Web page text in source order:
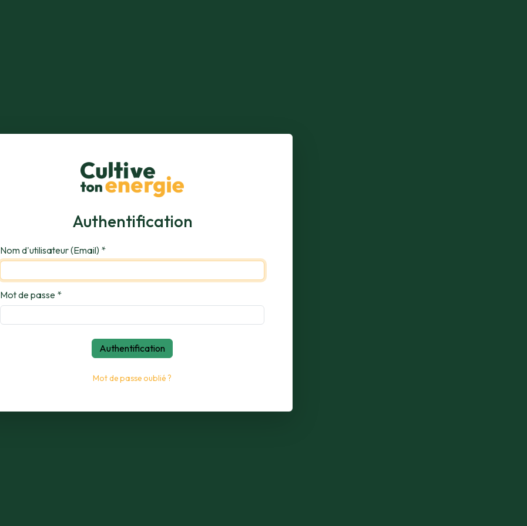
Authentification
Nom d'utilisateur (Email) *
Mot de passe *
Authentification
Mot de passe oublié ?